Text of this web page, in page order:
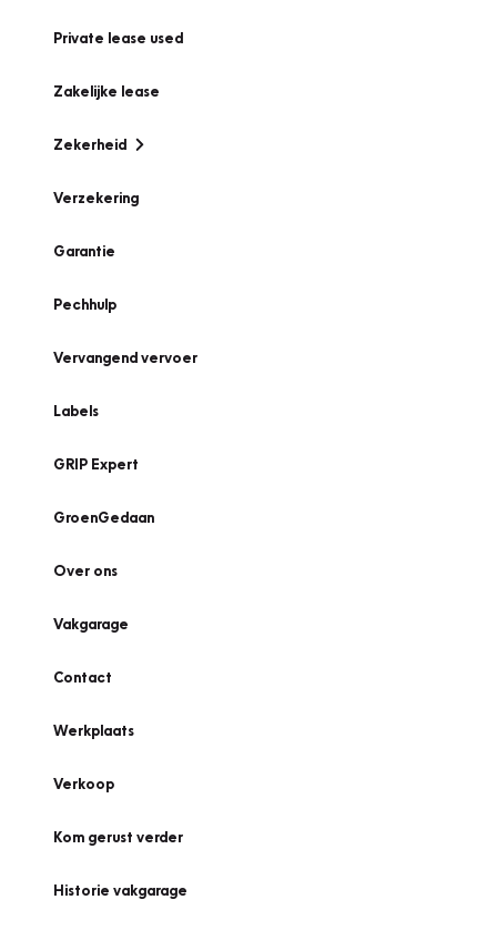
Private lease used
Zakelijke lease
Zekerheid
Verzekering
Garantie
Pechhulp
Vervangend vervoer
Labels
GRIP Expert
GroenGedaan
Over ons
Vakgarage
Contact
Werkplaats
Verkoop
Kom gerust verder
Historie vakgarage